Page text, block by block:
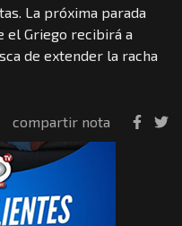
La próxima parada
el Griego recibirá a
de extender la racha
compartir nota